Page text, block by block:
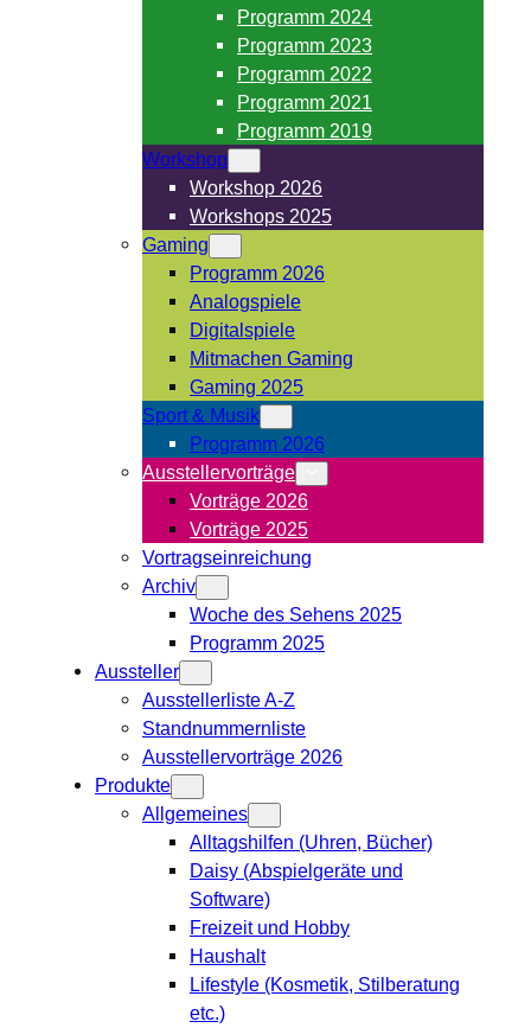
Programm 2024
Programm 2023
Programm 2022
Programm 2021
Programm 2019
Workshop
Workshop 2026
Workshops 2025
Gaming
Programm 2026
Analogspiele
Digitalspiele
Mitmachen Gaming
Gaming 2025
Sport & Musik
Programm 2026
Ausstellervorträge
Vorträge 2026
Vorträge 2025
Vortragseinreichung
Archiv
Woche des Sehens 2025
Programm 2025
Aussteller
Ausstellerliste A-Z
Standnummernliste
Ausstellervorträge 2026
Produkte
Allgemeines
Alltagshilfen (Uhren, Bücher)
Daisy (Abspielgeräte und
Software)
Freizeit und Hobby
Haushalt
Lifestyle (Kosmetik, Stilberatung
etc.)